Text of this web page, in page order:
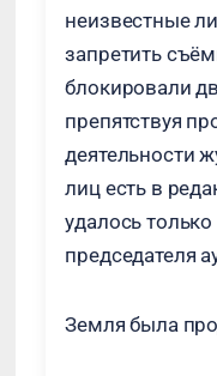
неизвестные
запретить
блокировали
препятствуя
деятельности
лиц есть в
удалось
председателя
Земля была